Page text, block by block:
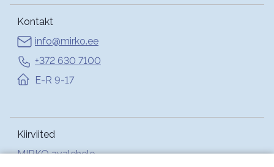
Kontakt
info@mirko.ee
+372 630 7100
E-R 9-17
Kiirviited
MIRKO avalehele